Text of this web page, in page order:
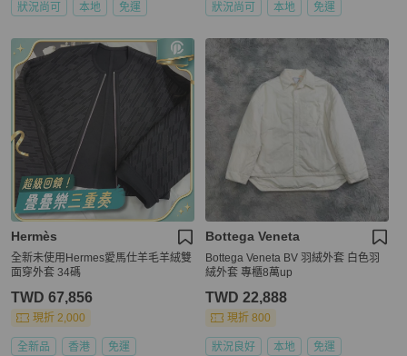
狀況尚可 本地 免運 狀況尚可 本地 免運
Hermès
全新未使用Hermes愛馬仕羊毛羊絨雙
面穿外套 34碼
TWD 67,856
現折 2,000
全新品 香港 免運
Bottega Veneta
Bottega Veneta BV 羽絨外套 白色羽
絨外套 專櫃8萬up
TWD 22,888
現折 800
狀況良好 本地 免運